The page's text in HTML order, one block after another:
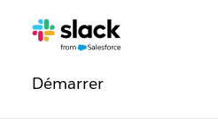
Navigation
légale
Pages
Démarrersupplémentaires